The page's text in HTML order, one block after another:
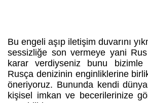
Bu engeli aşıp iletişim duvarını
sessizliğe son vermeye yani
karar verdiyseniz bunu bizimle
Rusça denizinin enginliklerine
öneriyoruz. Bununda kendi
kişisel imkan ve becerilerinize